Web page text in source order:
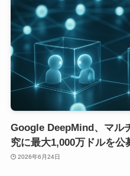
Google DeepMind、マル
究に最大1,000万ドルを公
2026年6月24日